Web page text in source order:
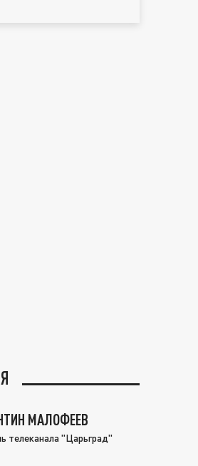
МАЛОФЕЕВ
телеканала "Царьград"